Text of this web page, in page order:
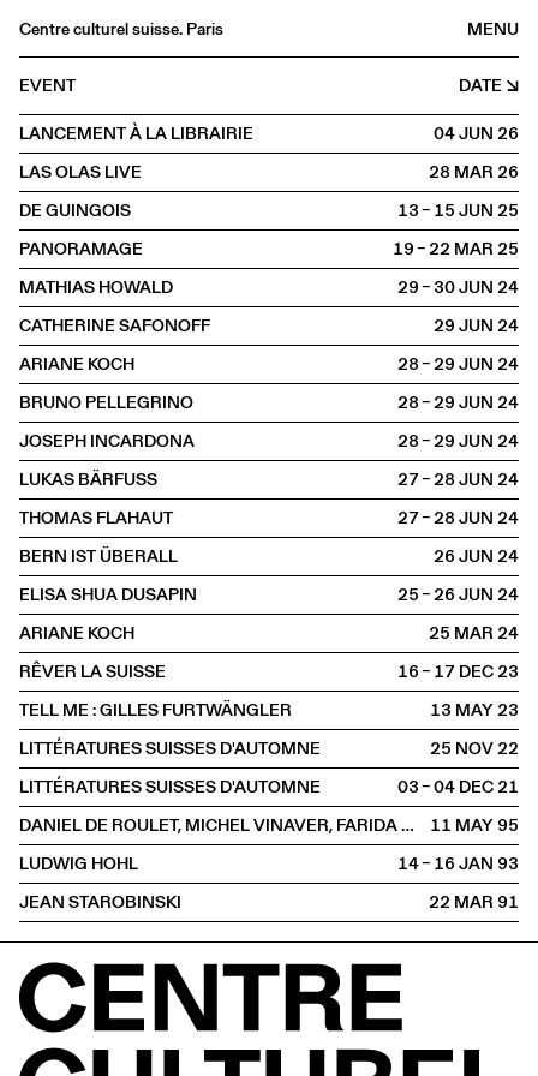
MENU
Centre culturel suisse. Paris
Agenda
Bookshop
Buvette
Archives
Medias
Publications
About
FR/EN
SPOKEN Reading
EVENT
DATE
LANCEMENT À LA LIBRAIRIE
04 JUN2026
LAS OLAS LIVE
28 MAR2026
DE GUINGOIS
13 – 15 JUN2025
PANORAMAGE
19 – 22 MAR2025
MATHIAS HOWALD
29 – 30 JUN2024
CATHERINE SAFONOFF
29 JUN2024
ARIANE KOCH
28 – 29 JUN2024
BRUNO PELLEGRINO
28 – 29 JUN2024
JOSEPH INCARDONA
28 – 29 JUN2024
LUKAS BÄRFUSS
27 – 28 JUN2024
THOMAS FLAHAUT
27 – 28 JUN2024
BERN IST ÜBERALL
26 JUN2024
ELISA SHUA DUSAPIN
25 – 26 JUN2024
ARIANE KOCH
25 MAR2024
RÊVER LA SUISSE
16 – 17 DEC2023
TELL ME : GILLES FURTWÄNGLER
13 MAY2023
LITTÉRATURES SUISSES D'AUTOMNE
25 NOV2022
LITTÉRATURES SUISSES D'AUTOMNE
03 – 04 DEC2021
DANIEL DE ROULET, MICHEL VINAVER, FARIDA RAHOUADJ
11 MAY1995
LUDWIG HOHL
14 – 16 JAN1993
JEAN STAROBINSKI
22 MAR1991